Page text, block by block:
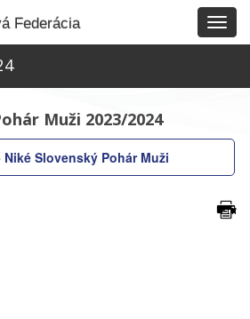
Federácia
Muži 2023/2024
Niké Slovenský Pohár Muži